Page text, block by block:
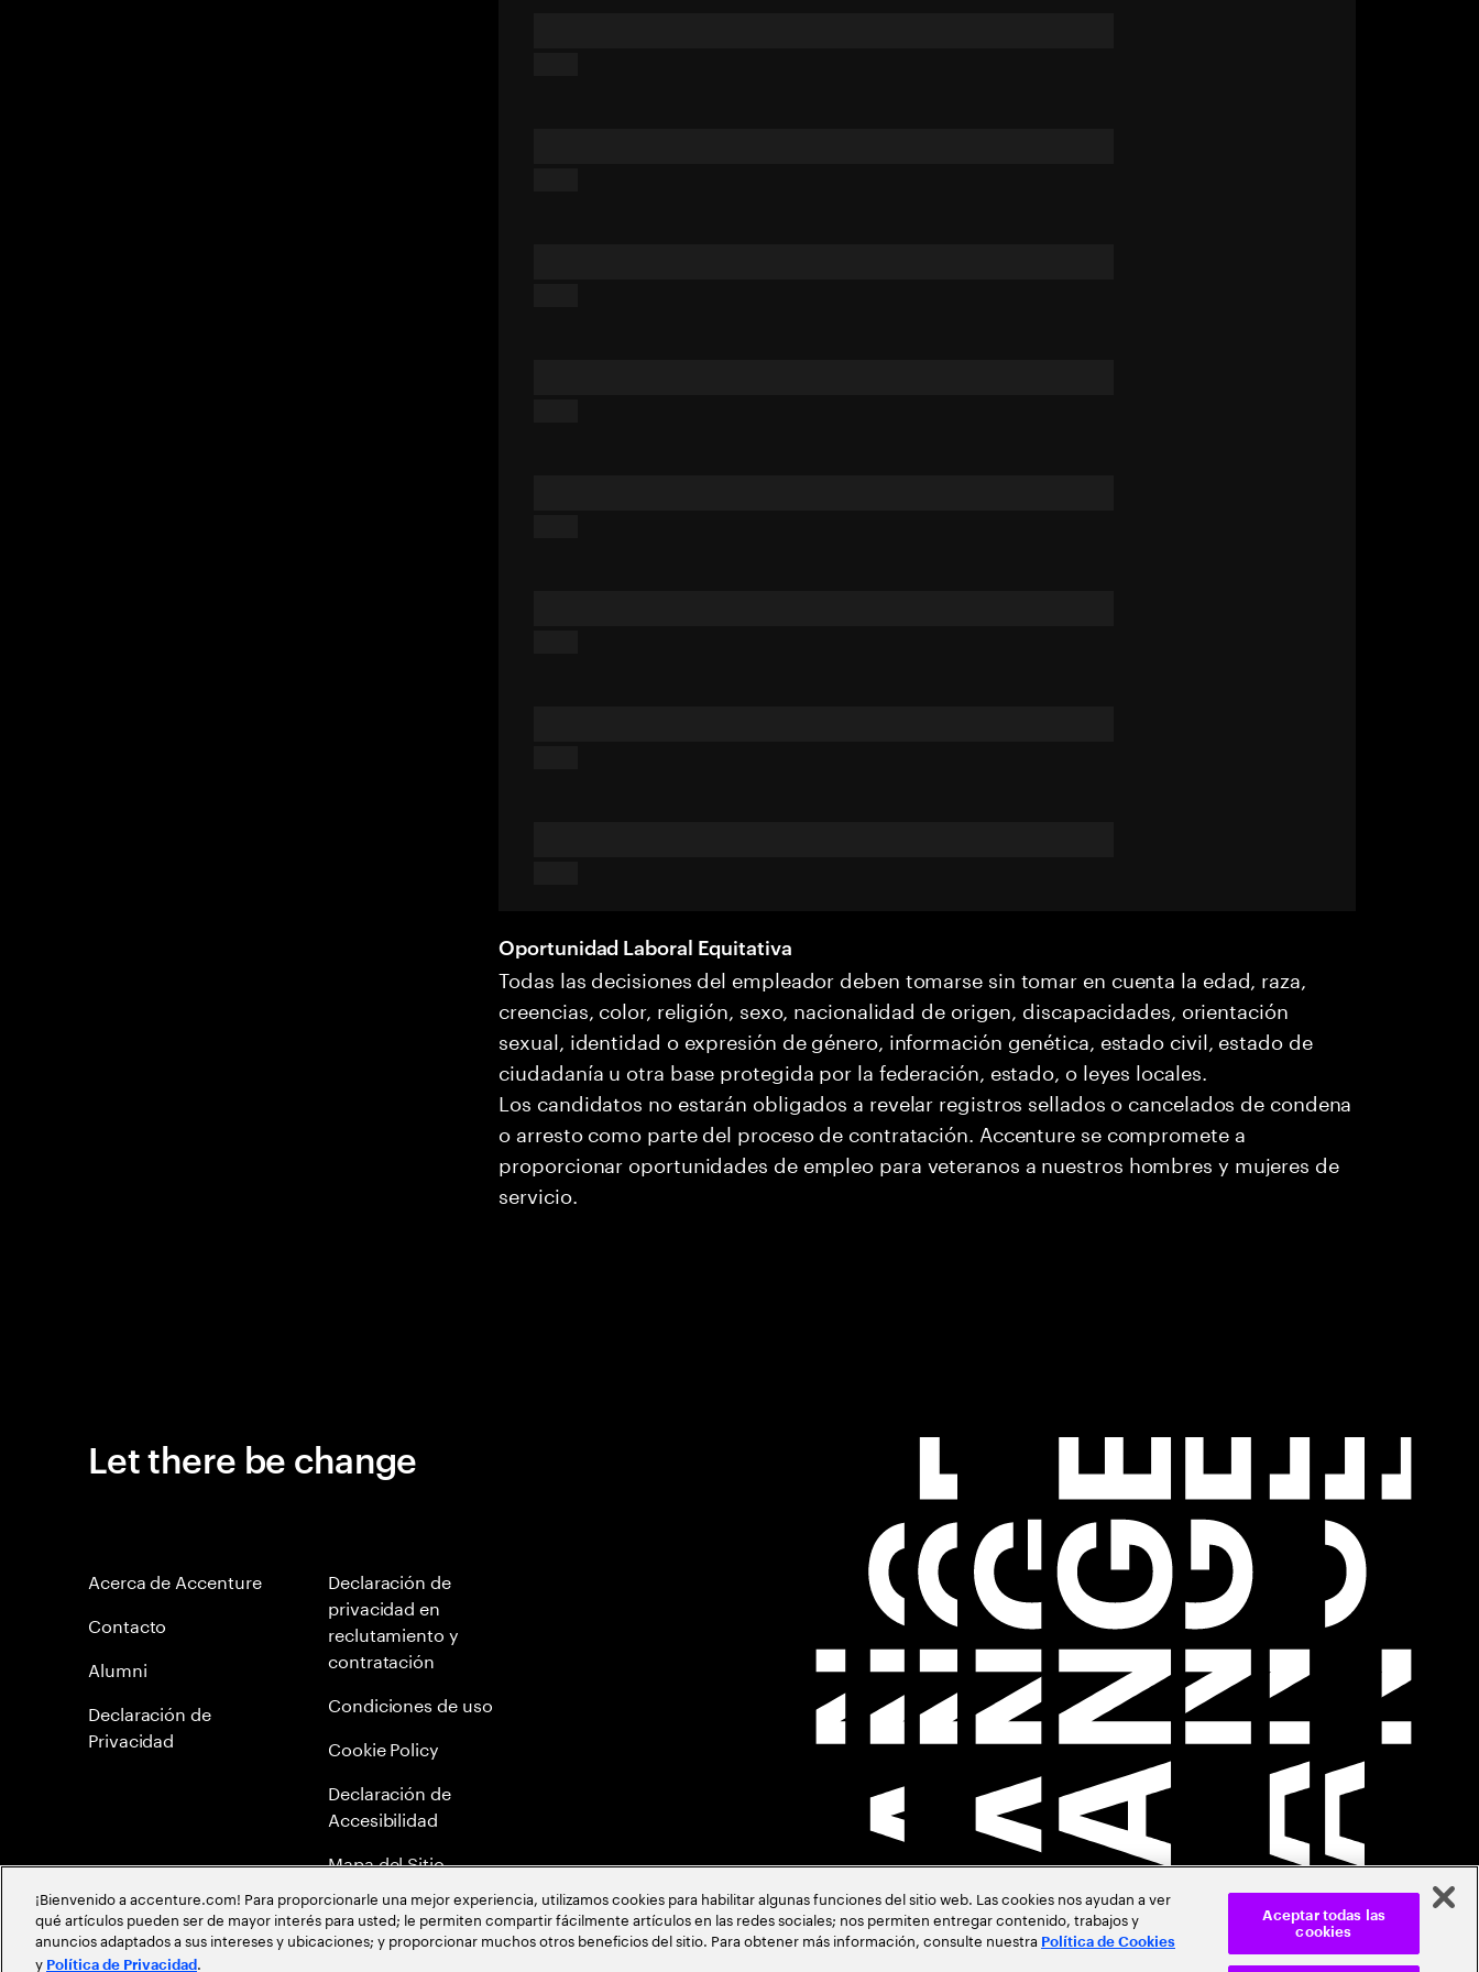
Oportunidad Laboral Equitativa
Todas las decisiones del empleador deben tomarse sin tomar en cuenta la edad, raza,
creencias, color, religión, sexo, nacionalidad de origen, discapacidades, orientación
sexual, identidad o expresión de género, información genética, estado civil, estado de
ciudadanía u otra base protegida por la federación, estado, o leyes locales.
Los candidatos no estarán obligados a revelar registros sellados o cancelados de condena
o arresto como parte del proceso de contratación. Accenture se compromete a
proporcionar oportunidades de empleo para veteranos a nuestros hombres y mujeres de
servicio.
Let there be change
Acerca de Accenture
Contacto
Alumni
Declaración de
Privacidad
Declaración de
privacidad en
reclutamiento y
contratación
Condiciones de uso
Cookie Policy
Declaración de
Accesibilidad
Mapa del Sitio
Política Anticorrupción
Política de meritocracia
¡Bienvenido a accenture.com! Para proporcionarle una mejor experiencia, utilizamos cookies para habilitar algunas funciones del sitio web. Las cookies nos ayudan a ver
qué artículos pueden ser de mayor interés para usted; le permiten compartir fácilmente artículos en las redes sociales; nos permiten entregar contenido, trabajos y
anuncios adaptados a sus intereses y ubicaciones; y proporcionar muchos otros beneficios del sitio. Para obtener más información, consulte nuestra Política de Cookies
y Política de Privacidad .
Aceptar todas las
cookies